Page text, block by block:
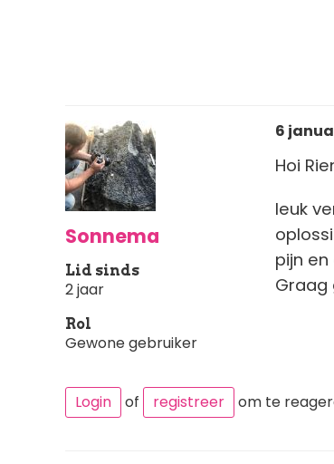
Sonnema
Lid sinds
2 jaar
Rol
Gewone gebruiker
6
Hoi
leuk
pijn
Graag
Login of registreer om te